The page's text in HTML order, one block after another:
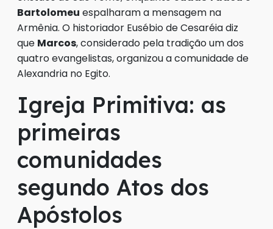
Bartolomeu espalharam a mensagem na
Armênia. O historiador Eusébio de Cesaréia diz
que Marcos, considerado pela tradição um dos
quatro evangelistas, organizou a comunidade de
Alexandria no Egito.
Igreja Primitiva: as
primeiras
comunidades
segundo Atos dos
Apóstolos